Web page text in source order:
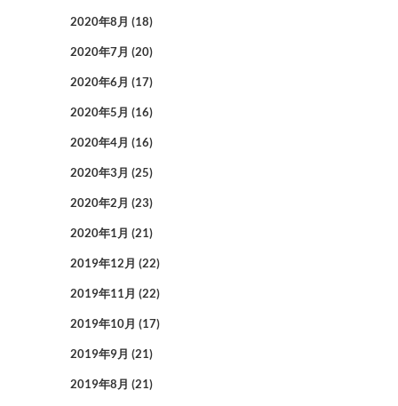
2020年8月 (18)
2020年7月 (20)
2020年6月 (17)
2020年5月 (16)
2020年4月 (16)
2020年3月 (25)
2020年2月 (23)
2020年1月 (21)
2019年12月 (22)
2019年11月 (22)
2019年10月 (17)
2019年9月 (21)
2019年8月 (21)